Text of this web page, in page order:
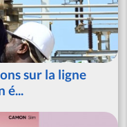
sur la ligne
é...